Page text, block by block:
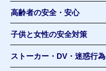
高齢者の安全・安心
子供と女性の安全対策
ストーカー・DV・迷惑行為